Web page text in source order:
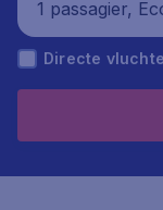
1 passagier,
Directe